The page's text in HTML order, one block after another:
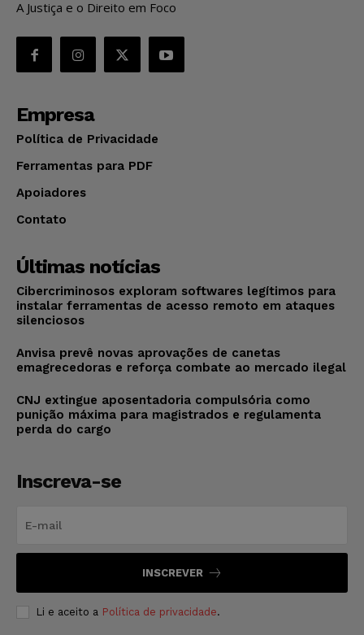
A Justiça e o Direito em Foco
Empresa
Política de Privacidade
Ferramentas para PDF
Apoiadores
Contato
Últimas notícias
Cibercriminosos exploram softwares legítimos para
instalar ferramentas de acesso remoto em ataques
silenciosos
Anvisa prevê novas aprovações de canetas
emagrecedoras e reforça combate ao mercado ilegal
CNJ extingue aposentadoria compulsória como
punição máxima para magistrados e regulamenta
perda do cargo
Inscreva-se
INSCREVER
Li e aceito a Política de privacidade.